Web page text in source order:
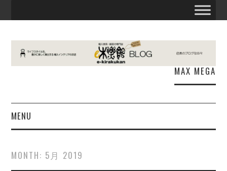
MAX MEGA
MENU
MONTH: 5月 2019